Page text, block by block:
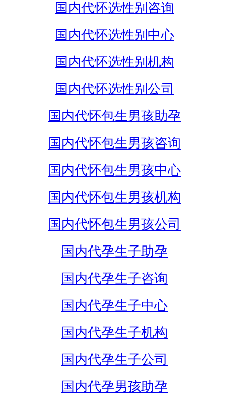
国内代怀选性别咨询
国内代怀选性别中心
国内代怀选性别机构
国内代怀选性别公司
国内代怀包生男孩助孕
国内代怀包生男孩咨询
国内代怀包生男孩中心
国内代怀包生男孩机构
国内代怀包生男孩公司
国内代孕生子助孕
国内代孕生子咨询
国内代孕生子中心
国内代孕生子机构
国内代孕生子公司
国内代孕男孩助孕